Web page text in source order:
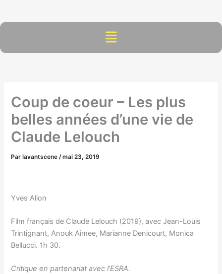
contenu
Menu
Coup de coeur – Les plus
belles années d’une vie de
Claude Lelouch
Parlavantscene /mai 23, 2019
Yves Alion
Film français de Claude Lelouch (2019), avec Jean-Louis
Trintignant, Anouk Aimee, Marianne Denicourt, Monica
Bellucci. 1h 30.
Critique en partenariat avec l’ESRA.